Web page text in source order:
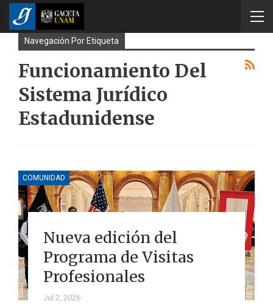
Navegación Por Etiqueta
Funcionamiento Del
Sistema Jurídico
Estadunidense
COMUNIDAD
Nueva edición del
Programa de Visitas
Profesionales
Jul 2, 2026